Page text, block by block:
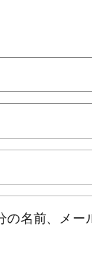
名前、メー